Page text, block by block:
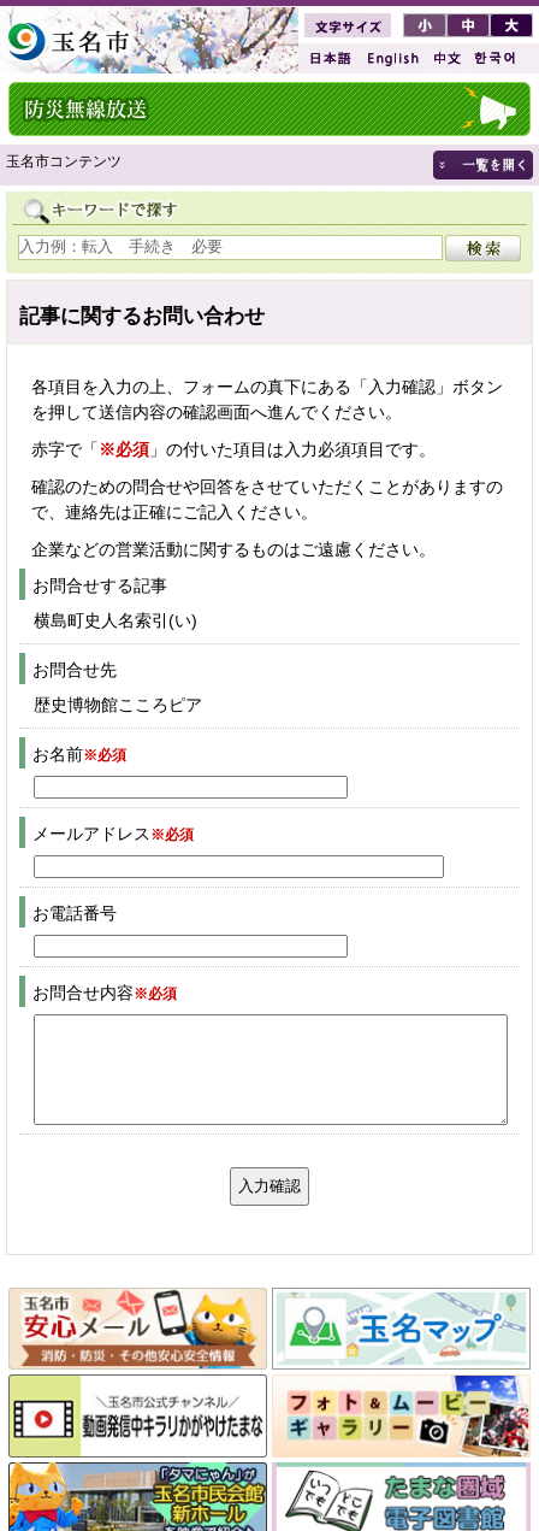
玉名市コンテンツ
記事に関するお問い合わせ
各項目を入力の上、フォームの真下にある「入力確認」ボタン
を押して送信内容の確認画面へ進んでください。
赤字で「 ※必須 」の付いた項目は入力必須項目です。
確認のための問合せや回答をさせていただくことがありますの
で、連絡先は正確にご記入ください。
企業などの営業活動に関するものはご遠慮ください。
お問合せする記事
横島町史人名索引(い)
お問合せ先
歴史博物館こころピア
お名前※必須
メールアドレス ※必須
お電話番号
お問合せ内容※必須